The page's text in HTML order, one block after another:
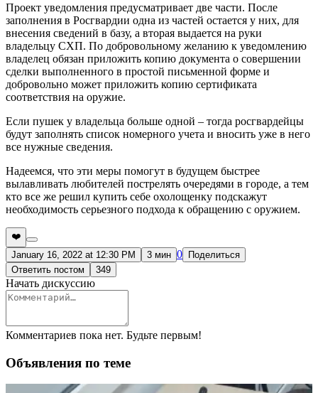
Проект уведомления предусматривает две части. После
заполнения в Росгвардии одна из частей остается у них, для
внесения сведений в базу, а вторая выдается на руки
владельцу СХП. По добровольному желанию к уведомлению
владелец обязан приложить копию документа о совершении
сделки выполненного в простой письменной форме и
добровольно может приложить копию сертификата
соответствия на оружие.
Если пушек у владельца больше одной – тогда росгвардейцы
будут заполнять список номерного учета и вносить уже в него
все нужные сведения.
Надеемся, что эти меры помогут в будущем быстрее
вылавливать любителей пострелять очередями в городе, а тем
кто все же решил купить себе охолощенку подскажут
необходимость серьезного подхода к обращению с оружием.
❤️
January 16, 2022 at 12:30 PM
3 мин 0
Поделиться
Ответить постом
349
Начать дискуссию
Комментариев пока нет. Будьте первым!
Объявления по теме